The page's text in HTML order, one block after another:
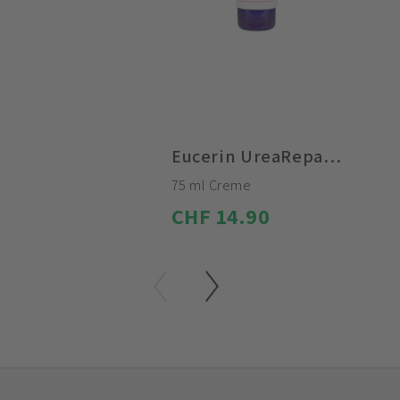
Eucerin UreaRepair Plus Handcreme 5% Urea
75 ml Creme
CHF 14.90